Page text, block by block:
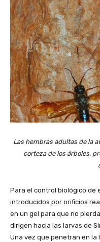
Las hembras adultas de la
corteza de los árboles,
Para el control biológico de
introducidos por orificios
en un gel para que no
dirigen hacia las larvas de
Una vez que penetran en la